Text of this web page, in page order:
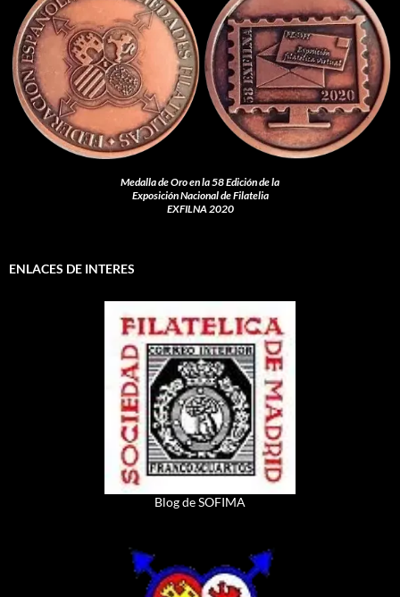
Medalla de Oro en la 58 Edición de la
Exposición Nacional de Filatelia
EXFILNA 2020
ENLACES DE INTERES
Blog de SOFIMA